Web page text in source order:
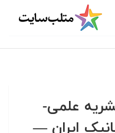
علمی-
ایران —